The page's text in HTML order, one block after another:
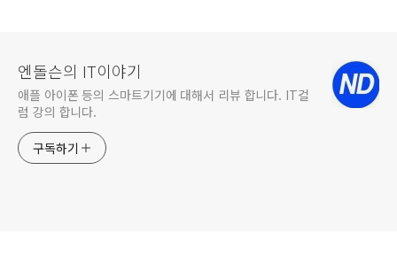
엔돌슨의 IT이야기
애플 아이폰 등의 스마트기기에 대해서 리뷰 합니다. IT컬
럼 강의 합니다.
구독하기